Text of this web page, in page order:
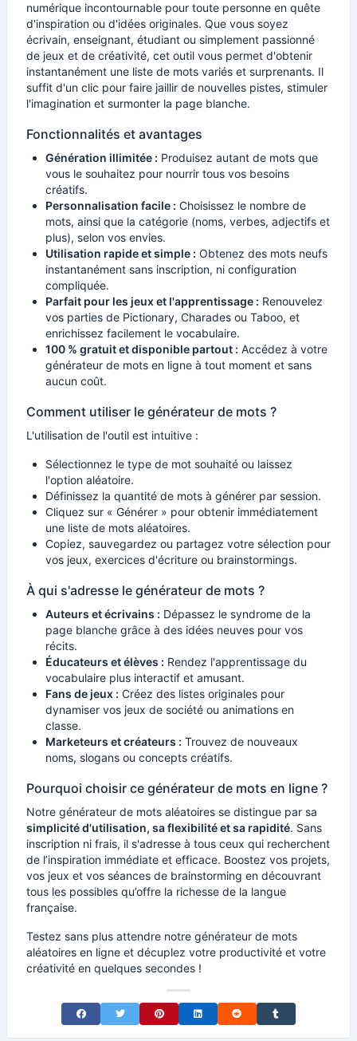
numérique incontournable pour toute personne en quête
d'inspiration ou d'idées originales. Que vous soyez
écrivain, enseignant, étudiant ou simplement passionné
de jeux et de créativité, cet outil vous permet d'obtenir
instantanément une liste de mots variés et surprenants. Il
suffit d'un clic pour faire jaillir de nouvelles pistes, stimuler
l'imagination et surmonter la page blanche.
Fonctionnalités et avantages
Génération illimitée : Produisez autant de mots que
vous le souhaitez pour nourrir tous vos besoins
créatifs.
Personnalisation facile : Choisissez le nombre de
mots, ainsi que la catégorie (noms, verbes, adjectifs et
plus), selon vos envies.
Utilisation rapide et simple : Obtenez des mots neufs
instantanément sans inscription, ni configuration
compliquée.
Parfait pour les jeux et l'apprentissage : Renouvelez
vos parties de Pictionary, Charades ou Taboo, et
enrichissez facilement le vocabulaire.
100 % gratuit et disponible partout : Accédez à votre
générateur de mots en ligne à tout moment et sans
aucun coût.
Comment utiliser le générateur de mots ?
L'utilisation de l'outil est intuitive :
Sélectionnez le type de mot souhaité ou laissez
l'option aléatoire.
Définissez la quantité de mots à générer par session.
Cliquez sur « Générer » pour obtenir immédiatement
une liste de mots aléatoires.
Copiez, sauvegardez ou partagez votre sélection pour
vos jeux, exercices d'écriture ou brainstormings.
À qui s'adresse le générateur de mots ?
Auteurs et écrivains : Dépassez le syndrome de la
page blanche grâce à des idées neuves pour vos
récits.
Éducateurs et élèves : Rendez l'apprentissage du
vocabulaire plus interactif et amusant.
Fans de jeux : Créez des listes originales pour
dynamiser vos jeux de société ou animations en
classe.
Marketeurs et créateurs : Trouvez de nouveaux
noms, slogans ou concepts créatifs.
Pourquoi choisir ce générateur de mots en ligne ?
Notre générateur de mots aléatoires se distingue par sa
simplicité d'utilisation, sa flexibilité et sa rapidité. Sans
inscription ni frais, il s'adresse à tous ceux qui recherchent
de l’inspiration immédiate et efficace. Boostez vos projets,
vos jeux et vos séances de brainstorming en découvrant
tous les possibles qu’offre la richesse de la langue
française.
Testez sans plus attendre notre générateur de mots
aléatoires en ligne et décuplez votre productivité et votre
créativité en quelques secondes !
Share on Facebook
Share on TwitterShare on Pinterest
Share on LinkedIn
Share on RedditShare on Tumblr